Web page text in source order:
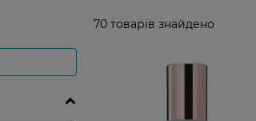
70 товарів знайдено